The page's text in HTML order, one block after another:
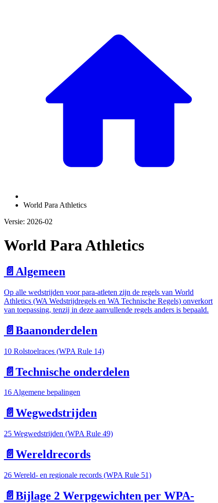
World Para Athletics
Versie: 2026-02
World Para Athletics
📄️ Algemeen
Op alle wedstrijden voor para-atleten zijn de regels van World
Athletics (WA Wedstrijdregels en WA Technische Regels) onverkort
van toepassing, tenzij in deze aanvullende regels anders is bepaald.
📄️ Baanonderdelen
10 Rolstoelraces (WPA Rule 14)
📄️ Technische onderdelen
16 Algemene bepalingen
📄️ Wegwedstrijden
25 Wegwedstrijden (WPA Rule 49)
📄️ Wereldrecords
26 Wereld- en regionale records (WPA Rule 51)
📄️ Bijlage 2 Werpgewichten per WPA-